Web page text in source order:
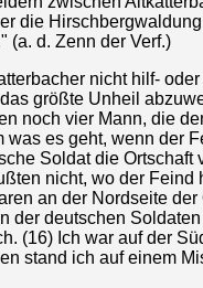
die
(a. d. Zenn der Verf.)
nicht hilf- oder
größte Unheil
noch vier Mann, die
es geht, wenn der
Soldat die Ortschaft
nicht, wo der Feind
an der Nordseite der
der deutschen
(16) Ich war auf der
stand ich auf einem